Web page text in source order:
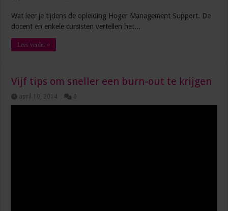
Wat leer je tijdens de opleiding Hoger Management Support. De
docent en enkele cursisten vertellen het...
Lees verder »
Vijf tips om sneller een burn-out te krijgen
april 10, 2014 0